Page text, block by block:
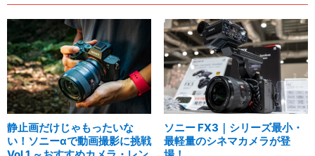
静止画だけじゃもったいな
い！ソニーαで動画撮影に挑戦
ソニー FX3｜シリーズ最小・
最軽量のシネマカメラが登